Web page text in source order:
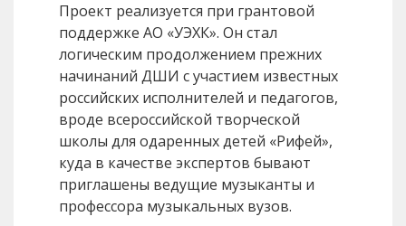
Проект реализуется при грантовой
поддержке АО «УЭХК». Он стал
логическим продолжением прежних
начинаний ДШИ с участием известных
российских исполнителей и педагогов,
вроде всероссийской творческой
школы для одаренных детей «Рифей»,
куда в качестве экспертов бывают
приглашены ведущие музыканты и
профессора музыкальных вузов.